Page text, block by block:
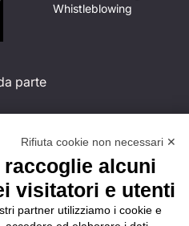
parte
un
Whistleblowing
Rifiuta cookie non necessari ✕
alcuni
visitatori e utenti
partner utilizziamo i cookie e